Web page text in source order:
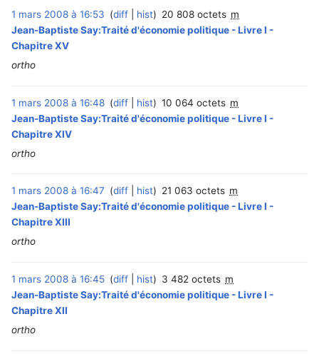
1 mars 2008 à 16:53 diff hist 20 808 octets m
Jean-Baptiste Say:Traité d'économie politique - Livre I -
Chapitre XV
ortho
1 mars 2008 à 16:48 diff hist 10 064 octets m
Jean-Baptiste Say:Traité d'économie politique - Livre I -
Chapitre XIV
ortho
1 mars 2008 à 16:47 diff hist 21 063 octets m
Jean-Baptiste Say:Traité d'économie politique - Livre I -
Chapitre XIII
ortho
1 mars 2008 à 16:45 diff hist 3 482 octets m
Jean-Baptiste Say:Traité d'économie politique - Livre I -
Chapitre XII
ortho